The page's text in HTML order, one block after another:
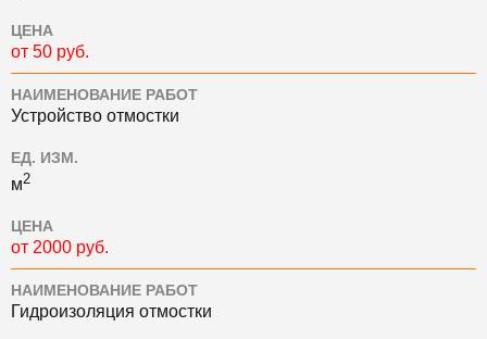
ЦЕНА
от 50 руб.
НАИМЕНОВАНИЕ РАБОТ
Устройство отмостки
ЕД. ИЗМ.
м2
ЦЕНА
от 2000 руб.
НАИМЕНОВАНИЕ РАБОТ
Гидроизоляция отмостки